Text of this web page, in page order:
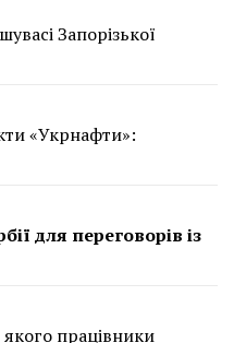
Запорізької
«Укрнафти»:
для переговорів із
працівники